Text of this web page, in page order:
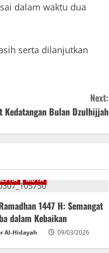
dalam waktu dua
serta dilanjutkan
Next:
Kedatangan Bulan Dzulhijjah
MDTA
1447 H: Semangat
dalam Kebaikan
Al-Hidayah 09/03/2026